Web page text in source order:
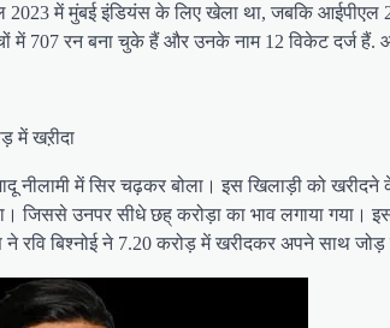
2023 में मुंबई इंडियंस के लिए खेला था, जबकि
में 707 रन बना चुके हैं और उनके नाम 12 विकेट दर्ज
में खऱीदा
जादू नीलामी में सिर चढ़कर बोला। इस खिलाड़ी को
जिससे उनपर सीधे छह् करोड़ा का भाव लगाया गया।
रवि बिश्नोई ने 7.20 करोड़ में खरीदकर अपने साथ जोड़